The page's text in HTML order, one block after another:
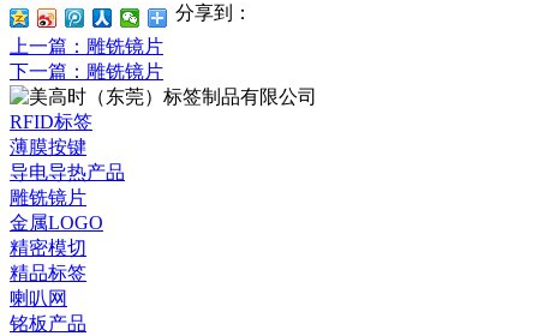
分享到：
上一篇 ：雕铣镜片
下一篇 ：雕铣镜片
RFID标签
薄膜按键
导电导热产品
雕铣镜片
金属LOGO
精密模切
精品标签
喇叭网
铭板产品